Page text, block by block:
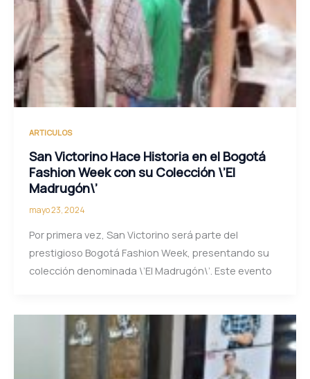
ARTICULOS
San Victorino Hace Historia en el Bogotá
Fashion Week con su Colección \’El
Madrugón\’
mayo 23, 2024
Por primera vez, San Victorino será parte del
prestigioso Bogotá Fashion Week, presentando su
colección denominada \’El Madrugón\’. Este evento